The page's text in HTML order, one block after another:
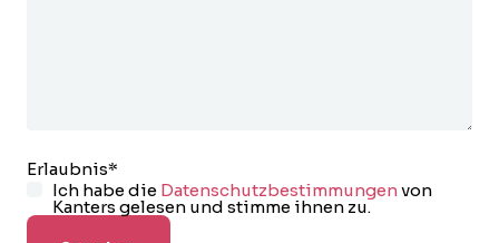
Erlaubnis*
Ich habe die Datenschutzbestimmungenvon
Kanters gelesen und stimme ihnen zu.